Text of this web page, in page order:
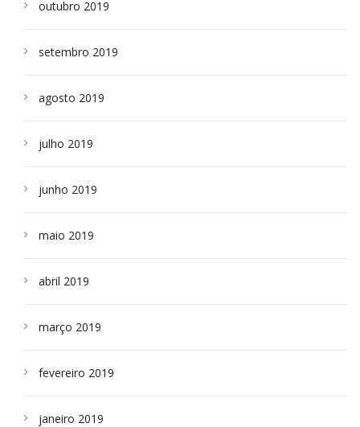
outubro 2019
setembro 2019
agosto 2019
julho 2019
junho 2019
maio 2019
abril 2019
março 2019
fevereiro 2019
janeiro 2019